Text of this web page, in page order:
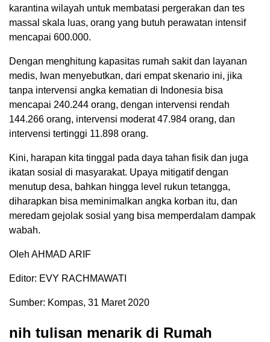
karantina wilayah untuk membatasi pergerakan dan tes
massal skala luas, orang yang butuh perawatan intensif
mencapai 600.000.
Dengan menghitung kapasitas rumah sakit dan layanan
medis, Iwan menyebutkan, dari empat skenario ini, jika
tanpa intervensi angka kematian di Indonesia bisa
mencapai 240.244 orang, dengan intervensi rendah
144.266 orang, intervensi moderat 47.984 orang, dan
intervensi tertinggi 11.898 orang.
Kini, harapan kita tinggal pada daya tahan fisik dan juga
ikatan sosial di masyarakat. Upaya mitigatif dengan
menutup desa, bahkan hingga level rukun tetangga,
diharapkan bisa meminimalkan angka korban itu, dan
meredam gejolak sosial yang bisa memperdalam dampak
wabah.
Oleh AHMAD ARIF
Editor: EVY RACHMAWATI
Sumber: Kompas, 31 Maret 2020
nih tulisan menarik di Rumah